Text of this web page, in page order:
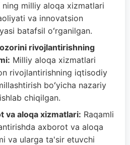
ning milliy aloqa xizmatlari
va innovatsion
batafsil oʻrganilgan.
rivojlantirishning
Milliy aloqa xizmatlari
rivojlantirishning iqtisodiy
boʻyicha nazariy
chiqilgan.
va aloqa xizmatlari: Raqamli
axborot va aloqa
va ularga ta'sir etuvchi